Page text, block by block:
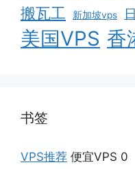
搬瓦工
新加坡vps
美国VPS 香
书签
VPS推荐 便宜VPS 0